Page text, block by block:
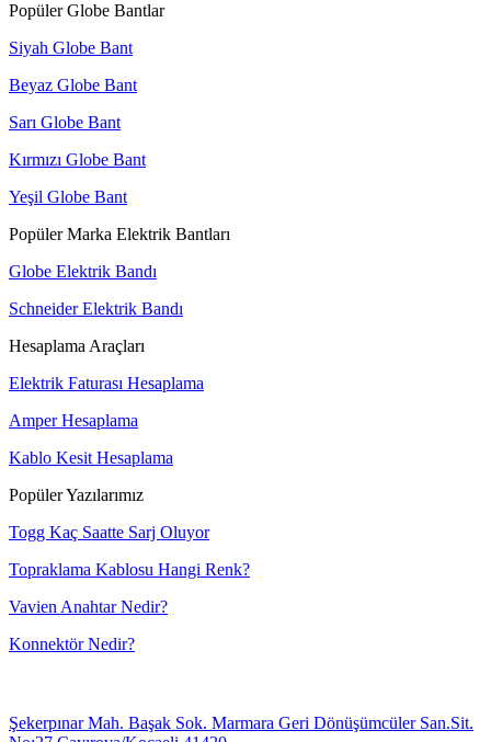
Popüler Globe Bantlar
Siyah Globe Bant
Beyaz Globe Bant
Sarı Globe Bant
Kırmızı Globe Bant
Yeşil Globe Bant
Popüler Marka Elektrik Bantları
Globe Elektrik Bandı
Schneider Elektrik Bandı
Hesaplama Araçları
Elektrik Faturası Hesaplama
Amper Hesaplama
Kablo Kesit Hesaplama
Popüler Yazılarımız
Togg Kaç Saatte Sarj Oluyor
Topraklama Kablosu Hangi Renk?
Vavien Anahtar Nedir?
Konnektör Nedir?
Şekerpınar Mah. Başak Sok. Marmara Geri Dönüşümcüler San.Sit.